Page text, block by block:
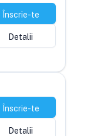
Înscrie-te
Detalii
Înscrie-te
Detalii